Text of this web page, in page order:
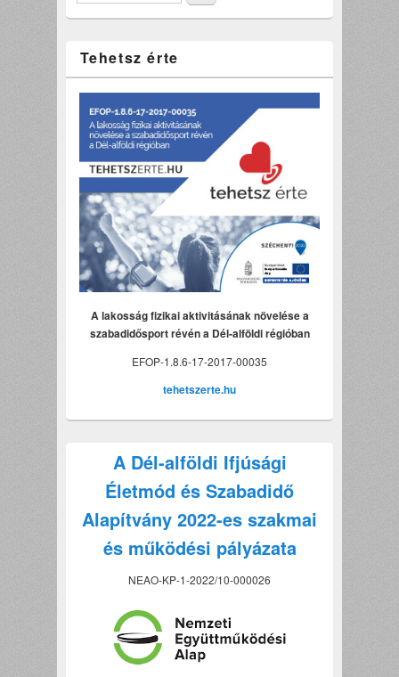
Tehetsz érte
A lakosság fizikai aktivitásának növelése a
szabadidősport révén a Dél-alföldi régióban
EFOP-1.8.6-17-2017-00035
tehetszerte.hu
A Dél-alföldi Ifjúsági
Életmód és Szabadidő
Alapítvány 2022-es szakmai
és működési pályázata
NEAO-KP-1-2022/10-000026